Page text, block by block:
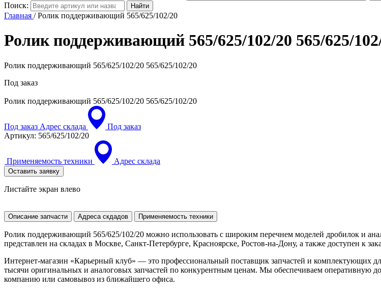
Поиск:
Главная /Ролик поддерживающий 565/625/102/20
Ролик поддерживающий 565/625/102/20 565/625/
Ролик поддерживающий 565/625/102/20 565/625/102/20
Под заказ
Ролик поддерживающий 565/625/102/20 565/625/102/20
Под заказ Адрес склада
Под заказ
Артикул: 565/625/102/20
Применяемость техники Адрес склада
Оставить заявку
Листайте экран влево
Описание запчасти Адреса скдадов Применяемость техники
Ролик поддерживающий 565/625/102/20 можно использовать с широким перечнем моделей дробилок и
представлен на складах в Москве, Санкт-Петербурге, Красноярске, Ростов-на-Дону, а также доступен к
Интернет-магазин «Карьерный клуб» — это профессиональный поставщик запчастей и комплектующих
тысячи оригинальных и аналоговых запчастей по конкурентным ценам. Мы обеспечиваем оперативную
компанию или самовывоз из ближайшего офиса.